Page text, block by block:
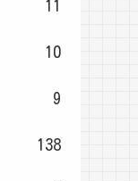
11
10
9
138